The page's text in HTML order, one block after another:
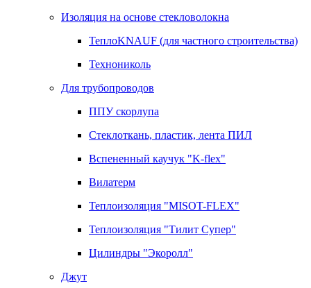
Изоляция на основе стекловолокна
ТеплоKNAUF (для частного строительства)
Технониколь
Для трубопроводов
ППУ скорлупа
Стеклоткань, пластик, лента ПИЛ
Вспененный каучук "K-flex"
Вилатерм
Теплоизоляция "MISOT-FLEX"
Теплоизоляция "Тилит Супер"
Цилиндры "Экоролл"
Джут